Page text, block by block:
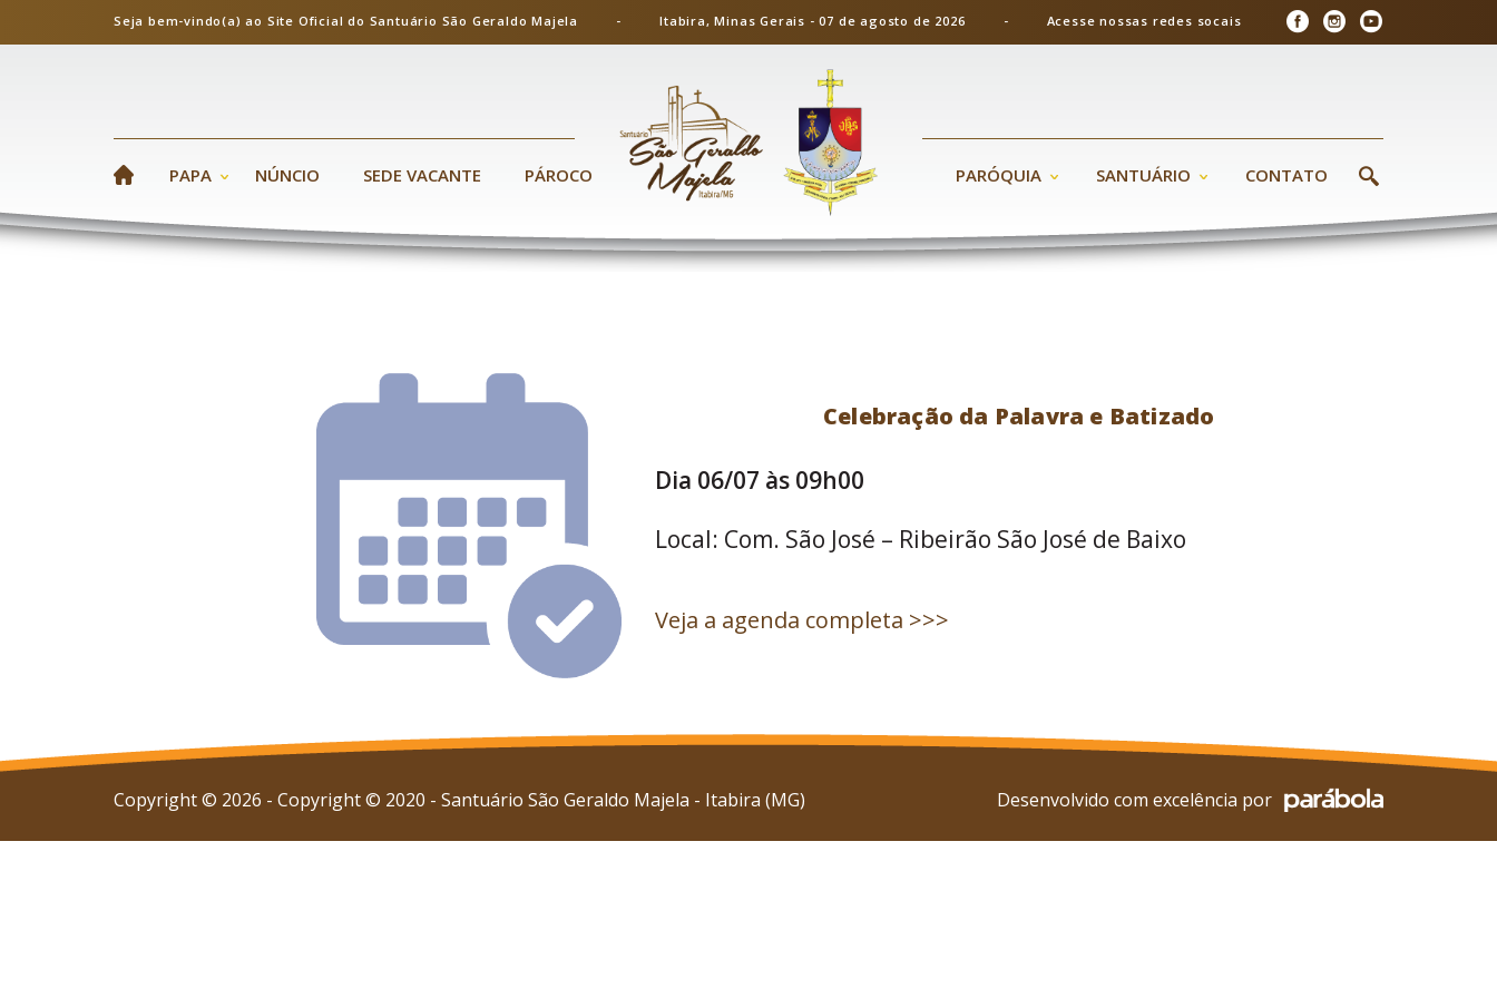
Seja bem-vindo(a) ao Site Oficial do Santuário São Geraldo Majela - Itabira, Minas Gerais - 07 de agosto de 2026 - Acesse nossas redes socais
PAPA NÚNCIO SEDE VACANTE PÁROCO PARÓQUIA SANTUÁRIO CONTATO
Celebração da Palavra e Batizado
Dia 06/07 às 09h00
Local: Com. São José – Ribeirão São José de Baixo
Veja a agenda completa >>>
Copyright © 2026 - Copyright © 2020 - Santuário São Geraldo Majela - Itabira (MG) Desenvolvido com excelência por